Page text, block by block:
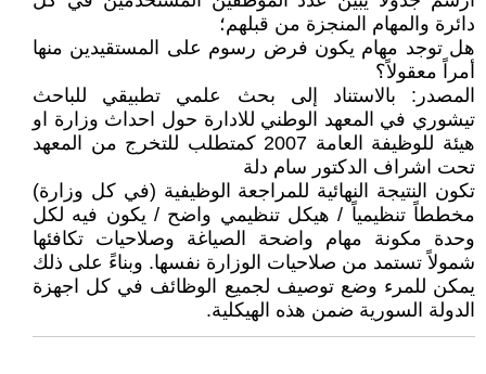
دائرة والمهام المنجزة من قبلهم؛
هل توجد مهام يكون فرض رسوم على المستقيدين منها
أمراً معقولاً؟
المصدر: بالاستناد إلى بحث علمي تطبيقي للباحث
تيشوري في المعهد الوطني للادارة حول احداث وزارة او
هيئة للوظيفة العامة 2007 كمتطلب للتخرج من المعهد
تحت اشراف الدكتور سام دلة
تكون النتيجة النهائية للمراجعة الوظيفية (في كل وزارة)
مخططاً تنظيمياً / هيكل تنظيمي واضح / يكون فيه لكل
وحدة مكونة مهام واضحة الصياغة وصلاحيات تكافئها
شمولاً تستمد من صلاحيات الوزارة نفسها. وبناءً على ذلك
يمكن للمرء وضع توصيف لجميع الوظائف في كل اجهزة
الدولة السورية ضمن هذه الهيكلية.